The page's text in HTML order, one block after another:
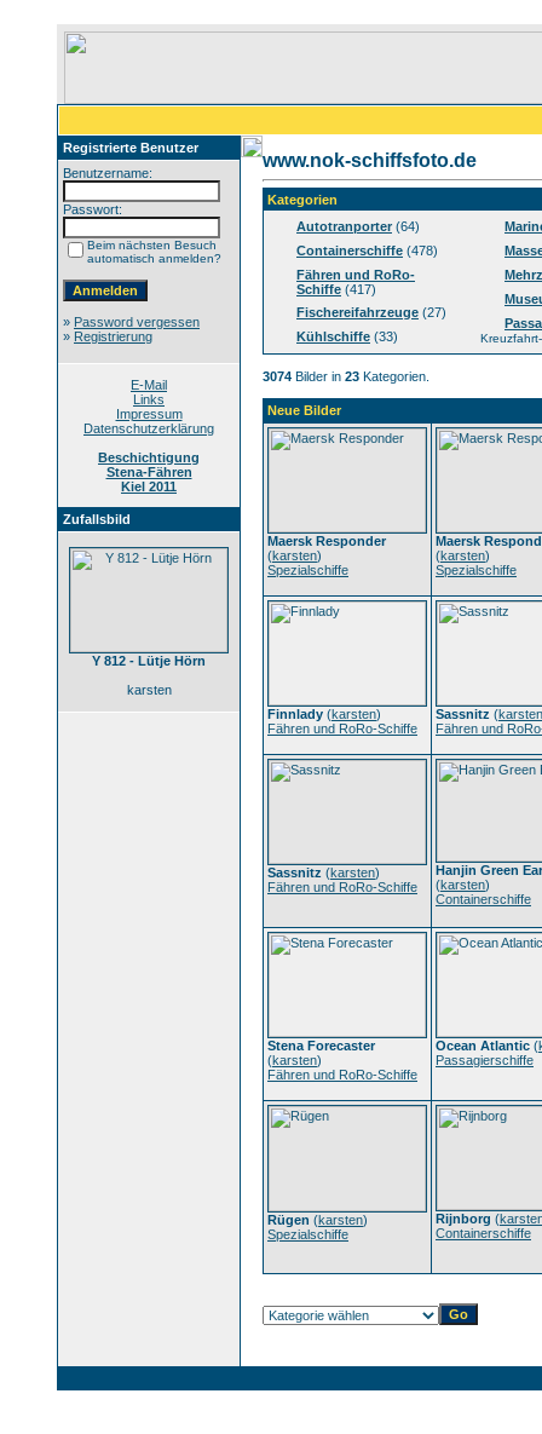
Registrierte Benutzer
Benutzername:
Passwort:
Beim nächsten Besuch
automatisch anmelden?
» Password vergessen
» Registrierung
E-Mail
Links
Impressum
Datenschutzerklärung
Beschichtigung
Stena-Fähren
Kiel 2011
Zufallsbild
Y 812 - Lütje Hörn
karsten
www.nok-schiffsfoto.de
Kategorien
Autotranporter(64)
Containerschiffe (478)
Fähren und RoRo-
Schiffe (417)
Fischereifahrzeuge (27)
Kühlschiffe (33)
3074 Bilder in 23 Kategorien.
Neue Bilder
Maersk Responder
(karsten)
Spezialschiffe
Maersk
(karsten)
Spezialschiffe
Finnlady (karsten)
Fähren und RoRo-Schiffe
Sassnitz (karsten
Fähren und
Sassnitz (karsten)
Fähren und RoRo-Schiffe
Hanjin Green
(karsten)
Containerschiffe
Stena Forecaster
(karsten)
Fähren und RoRo-Schiffe
Ocean Atlantic (
Passagierschiffe
Rügen (karsten)
Spezialschiffe
Rijnborg (
Containerschiffe